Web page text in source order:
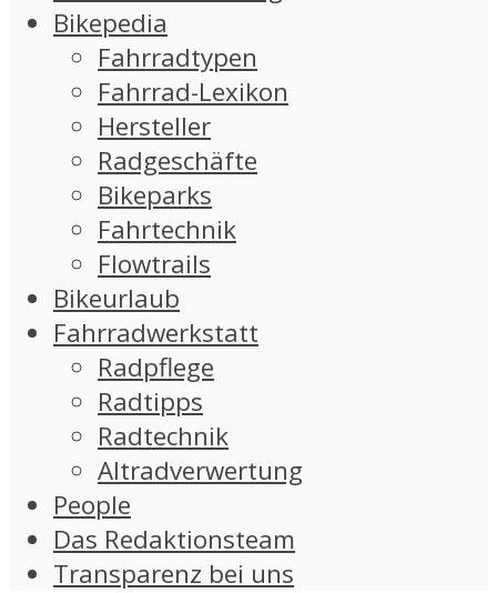
Bikepedia
Fahrradtypen
Fahrrad-Lexikon
Hersteller
Radgeschäfte
Bikeparks
Fahrtechnik
Flowtrails
Bikeurlaub
Fahrradwerkstatt
Radpflege
Radtipps
Radtechnik
Altradverwertung
People
Das Redaktionsteam
Transparenz bei uns